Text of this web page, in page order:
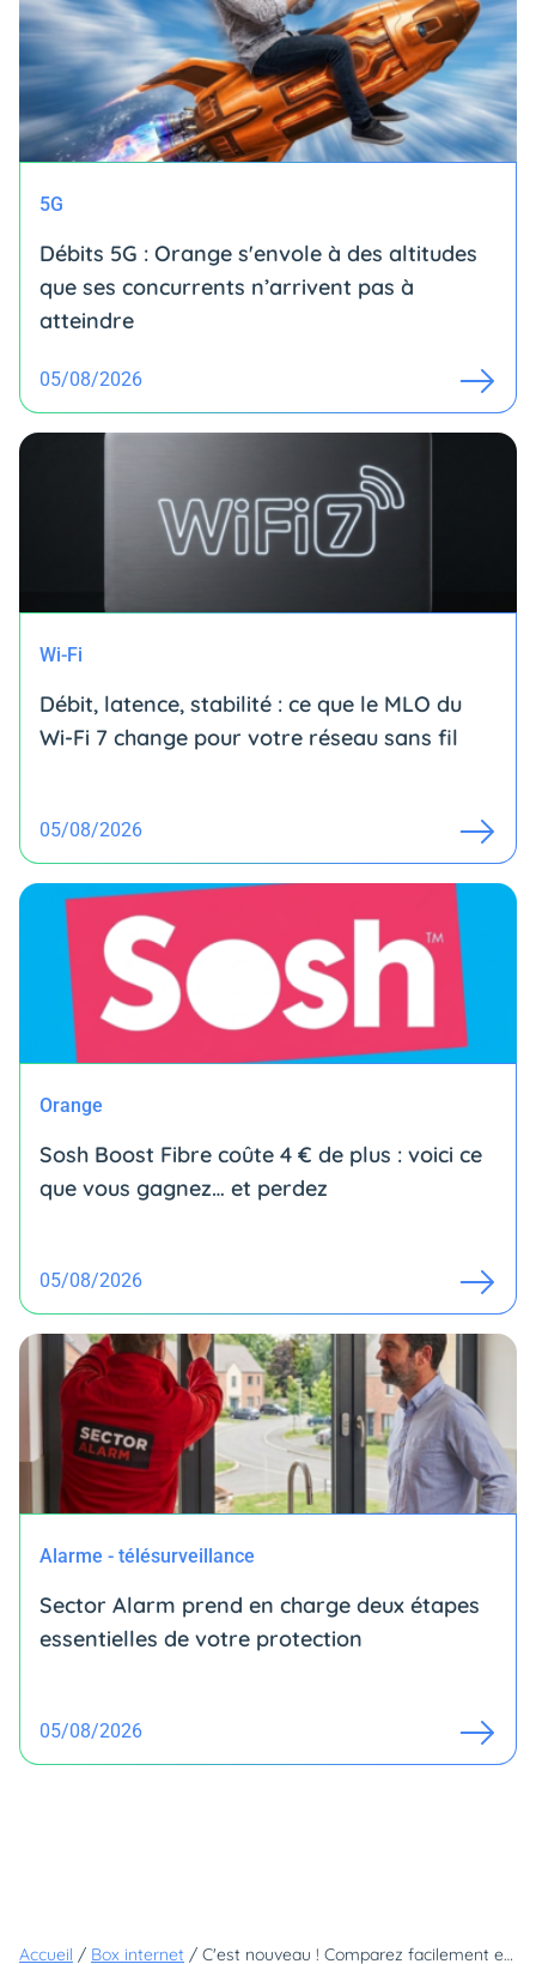
5G
Débits 5G : Orange s'envole à des altitudes
que ses concurrents n’arrivent pas à
atteindre
05/08/2026
Wi-Fi
Débit, latence, stabilité : ce que le MLO du
Wi-Fi 7 change pour votre réseau sans fil
05/08/2026
Orange
Sosh Boost Fibre coûte 4 € de plus : voici ce
que vous gagnez… et perdez
05/08/2026
Alarme - télésurveillance
Sector Alarm prend en charge deux étapes
essentielles de votre protection
05/08/2026
Accueil / Box internet / C'est nouveau ! Comparez facilement et rapidement les box avec le meilleur Wi-Fi du marché